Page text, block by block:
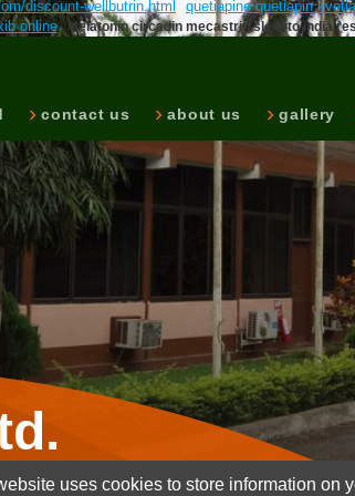
discount-wellbutrin.html quetiapine quetiapin
online Melatonin circadin mecastrin slenyto india
contact us about us gallery
uses cookies to store information on